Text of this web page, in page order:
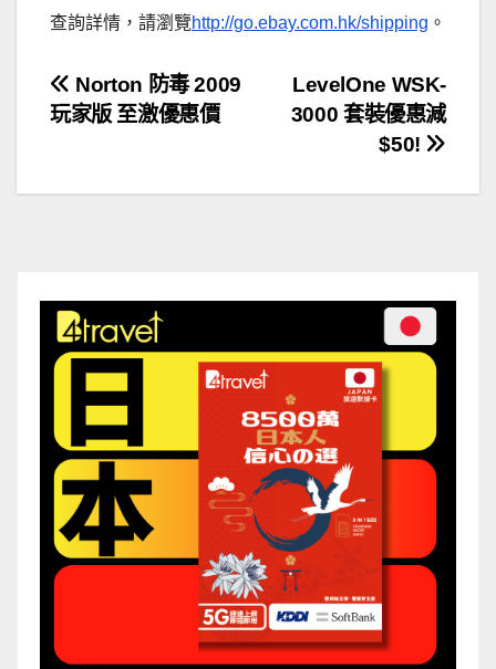
查詢詳情，請瀏覽http://go.ebay.com.hk/shipping 。
文
章
導
LevelOne WSK-
3000 套裝優惠減
$50!
Norton 防毒 2009
玩家版 至激優惠價